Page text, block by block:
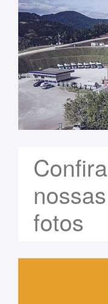
Confira
nossas
fotos